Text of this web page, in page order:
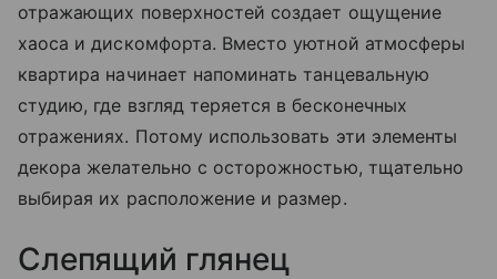
отражающих поверхностей создает ощущение
хаоса и дискомфорта. Вместо уютной атмосферы
квартира начинает напоминать танцевальную
студию, где взгляд теряется в бесконечных
отражениях. Потому использовать эти элементы
декора желательно с осторожностью, тщательно
выбирая их расположение и размер.
Слепящий глянец